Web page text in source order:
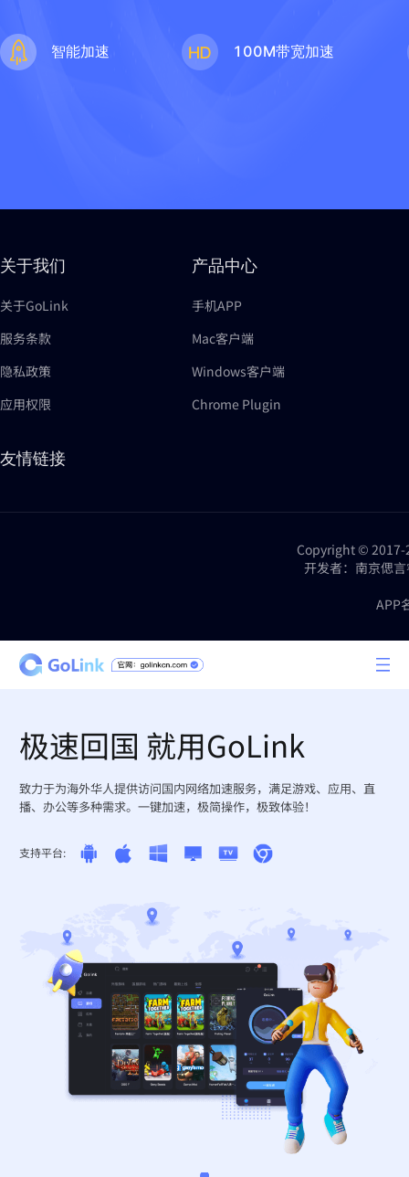
智能加速 100M带宽加速
关于我们
关于GoLink
服务条款
隐私政策
应用权限
产品中心
手机APP
Mac客户端
Windows客户端
Chrome Plugin
友情链接
Copyright © 2017-
开发者：南京偲
APP
极速回国 就用GoLink
致力于为海外华人提供访问国内网络加速服务，满足游戏、应用、直
播、办公等多种需求。一键加速，极简操作，极致体验！
支持平台: